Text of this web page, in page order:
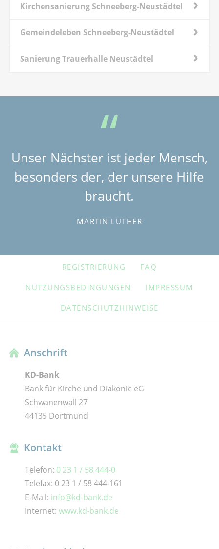
Kirchensanierung Schneeberg-Neustädtel
Gemeindeleben Schneeberg-Neustädtel
Sanierung Trauerhalle Neustädtel
Unser Nächster ist jeder Mensch,
besonders der, der unsere Hilfe
braucht.
MARTIN LUTHER
NAVIGATION
REGISTRIERUNG FAQ
NUTZUNGSBEDINGUNGEN IMPRESSUM
DATENSCHUTZHINWEISE
Anschrift
KD-Bank
Bank für Kirche und Diakonie eG
Schwanenwall 27
44135 Dortmund
Kontakt
Telefon: 0 23 1 / 58 444-0
Telefax: 0 23 1 / 58 444-161
E-Mail: info@kd-bank.de
Internet: www.kd-bank.de